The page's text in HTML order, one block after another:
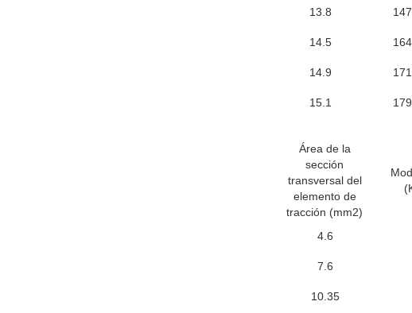
13.8 147
14.5 164
14.9 171
15.1 179
Área de la
sección
transversal del
elemento de
tracción (mm2)
4.6
7.6
10.35